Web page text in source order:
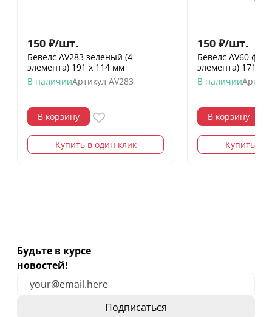
150 ₽/шт.
Бевелс AV283 зеленый (4
элемента) 191 х 114 мм
В наличииАртикул AV283
В корзину
Купить в один клик
150 ₽/шт.
Бевелс AV60
элемента) 171 х
В наличии
В корзину
Купить в
Будьте в курсе
новостей!